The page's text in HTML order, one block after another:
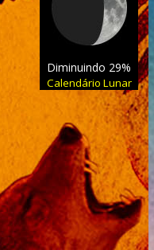
Diminuindo 29%
Calendário Lunar